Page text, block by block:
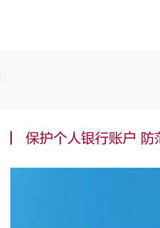
保护个人银行账户 防